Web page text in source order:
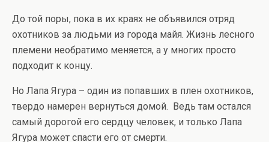
До той поры, пока в их краях не объявился отряд
охотников за людьми из города майя. Жизнь лесного
племени необратимо меняется, а у многих просто
подходит к концу.
Но Лапа Ягура – один из попавших в плен охотников,
твердо намерен вернуться домой. Ведь там остался
самый дорогой его сердцу человек, и только Лапа
Ягура может спасти его от смерти.